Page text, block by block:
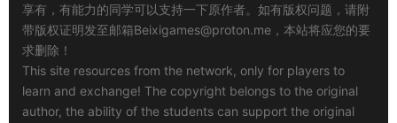
享有，有能力的同学可以支持一下原作者。如有版权问题，请附
带版权证明发至邮箱Beixigames@proton.me ，本站将应您的要
求删除！
This site resources from the network, only for players to
learn and exchange! The copyright belongs to the original
author, the ability of the students can support the original